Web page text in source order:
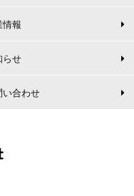
情報
らせ
い合わせ